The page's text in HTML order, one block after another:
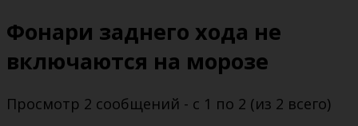
Фонари заднего хода не
включаются на морозе
Просмотр 2 сообщений - с 1 по 2 (из 2 всего)